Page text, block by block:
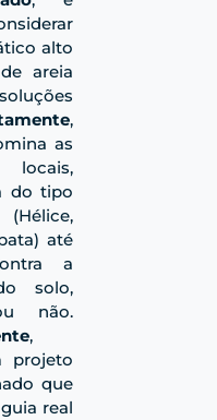
alto
areia
,
as
locais,
do tipo
até
a
solo,
não.
,
projeto
que
real